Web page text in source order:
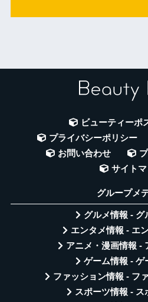
ビューティーポ
プライバシーポリシー
お問い合わせ
サイト
グループメ
グルメ情報 - グ
エンタメ情報 - エ
アニメ・漫画情報 -
ゲーム情報 - ゲ
ファッション情報 - フ
スポーツ情報 - ス